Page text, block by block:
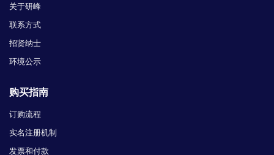
关于研峰
联系方式
招贤纳士
环境公示
购买指南
订购流程
实名注册机制
发票和付款